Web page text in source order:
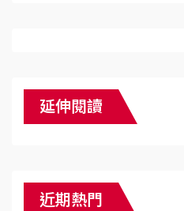
延伸閱讀
近期熱門